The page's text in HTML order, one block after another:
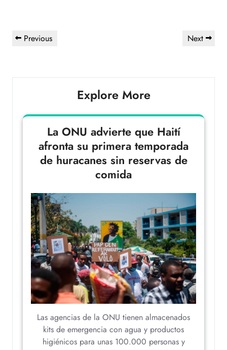
Previous Next
Explore More
La ONU advierte que Haití
afronta su primera temporada
de huracanes sin reservas de
comida
Las agencias de la ONU tienen almacenados
kits de emergencia con agua y productos
higiénicos para unas 100.000 personas y